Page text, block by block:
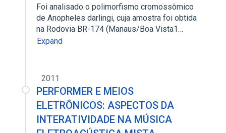
Foi analisado o polimorfismo cromossômico
de Anopheles darlingi, cuja amostra foi obtida
na Rodovia BR-174 (Manaus/Boa Vista1…
Expand
2011
PERFORMER E MEIOS
ELETRÔNICOS: ASPECTOS DA
INTERATIVIDADE NA MÚSICA